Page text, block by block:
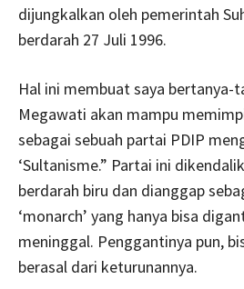
dijungkalkan oleh pemerintah
berdarah 27 Juli 1996.
Hal ini membuat saya bertanya-
Megawati akan mampu
sebagai sebuah partai PDIP
‘Sultanisme.” Partai ini
berdarah biru dan dianggap
‘monarch’ yang hanya bisa
meninggal. Penggantinya pun,
berasal dari keturunannya.